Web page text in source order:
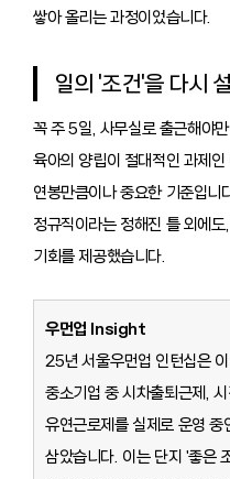
쌓아 올리는 과정이었습니다.
일의 '조건'을 다시
꼭 주 5일, 사무실로 출근해야
육아의 양립이 절대적인 과제
연봉만큼이나 중요한 기준입니
정규직이라는 정해진 틀 외에
기회를 제공했습니다.
우먼업 Insight
25년 서울우먼업 인턴십은
중소기업 중 시차출퇴근제,
유연근로제를 실제로 운영
삼았습니다. 이는 단지 '좋은